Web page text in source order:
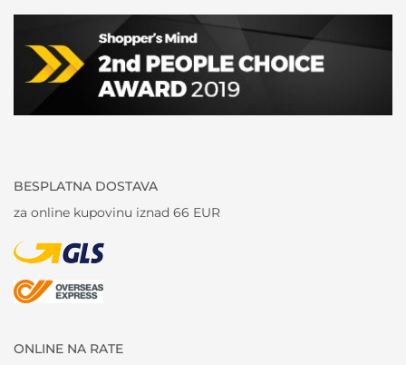
BESPLATNA DOSTAVA
za online kupovinu iznad 66 EUR
ONLINE NA RATE